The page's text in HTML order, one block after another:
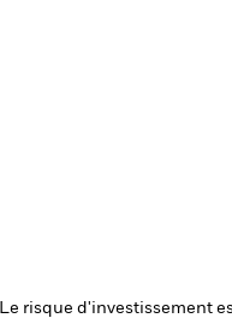
Le risque d'investissement